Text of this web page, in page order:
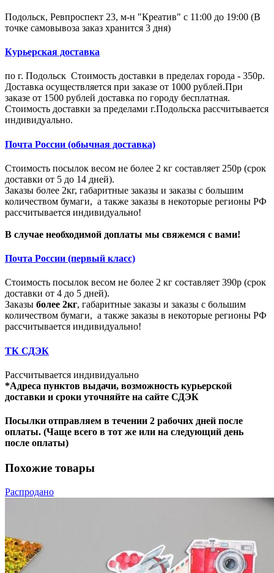
Подольск, Ревпроспект 23, м-н "Креатив" с 11:00 до 19:00 (В
точке самовывоза заказ хранится 3 дня)
Курьерская доставка
по г. Подольск Стоимость доставки в пределах города - 350р.
Доставка осуществляется при заказе от 1000 рублей.При
заказе от 1500 рублей доставка по городу бесплатная.
Стоимость доставки за пределами г.Подольска рассчитывается
индивидуально.
Почта России (обычная доставка)
Стоимость посылок весом не более 2 кг составляет 250р (срок
доставки от 5 до 14 дней).
Заказы более 2кг, габаритные заказы и заказы с большим
количеством бумаги, а также заказы в некоторые регионы РФ
рассчитывается индивидуально!
В случае необходимой доплаты мы свяжемся с вами!
Почта России (первый класс)
Стоимость посылок весом не более 2 кг составляет 390р (срок
доставки от 4 до 5 дней).
Заказы более 2кг, габаритные заказы и заказы с большим
количеством бумаги, а также заказы в некоторые регионы РФ
рассчитывается индивидуально!
ТК СДЭК
Рассчитывается индивидуально
*Адреса пунктов выдачи, возможность курьерской
доставки и сроки уточняйте на сайте СДЭК
Посылки отправляем в течении 2 рабочих дней после
оплаты. (Чаще всего в тот же или на следующий день
после оплаты)
Похожие товары
Распродано